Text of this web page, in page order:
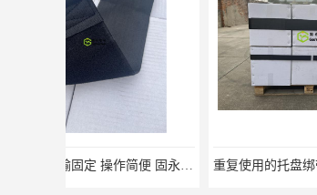
重复使用的托盘绑带 循环使用 固永包材 桶